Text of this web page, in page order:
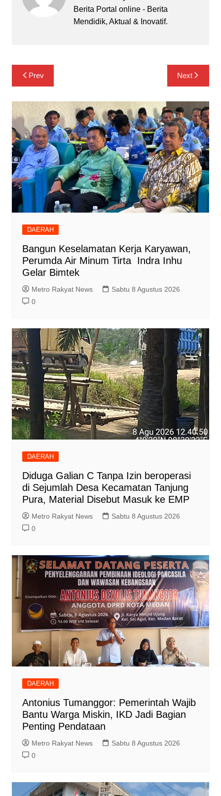
Berita Portal online - Berita
Mendidik, Aktual & Inovatif.
Navigasi
pos
Prev Next
DAERAH
Bangun Keselamatan Kerja Karyawan,
Perumda Air Minum Tirta Indra Inhu
Gelar Bimtek
Metro Rakyat News
Sabtu 8 Agustus 2026
0
DAERAH
Diduga Galian C Tanpa Izin beroperasi
di Sejumlah Desa Kecamatan Tanjung
Pura, Material Disebut Masuk ke EMP
Metro Rakyat News
Sabtu 8 Agustus 2026
0
DAERAH
Antonius Tumanggor: Pemerintah Wajib
Bantu Warga Miskin, IKD Jadi Bagian
Penting Pendataan
Metro Rakyat News
Sabtu 8 Agustus 2026
0